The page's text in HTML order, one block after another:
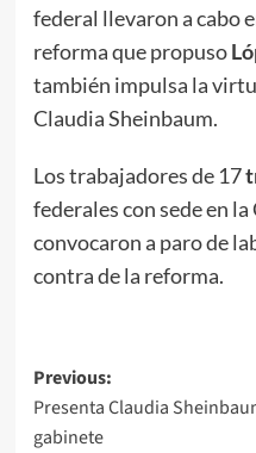
federal llevaron a cabo
reforma que propuso
también impulsa la
Claudia Sheinbaum.
Los trabajadores de 17
federales con sede en
convocaron a paro de
contra de la reforma.
Post
navigation
Previous:
Presenta Claudia
gabinete